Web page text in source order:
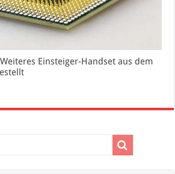
Einsteiger-Handset aus dem